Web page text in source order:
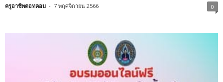
ครูอาชีพดอทคอม - 7 พฤศจิกายน 2566 0